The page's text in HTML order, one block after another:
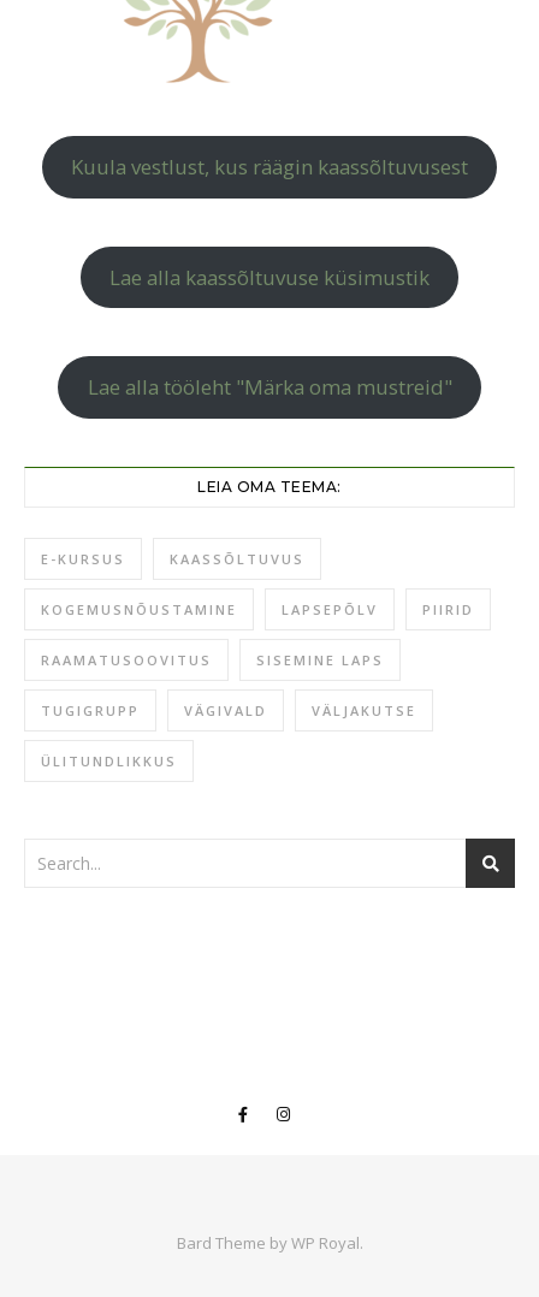
Kuula vestlust, kus räägin kaassõltuvusest
Lae alla kaassõltuvuse küsimustik
Lae alla tööleht "Märka oma mustreid"
LEIA OMA TEEMA:
E-KURSUS KAASSÕLTUVUS
KOGEMUSNÕUSTAMINE LAPSEPÕLV PIIRID
RAAMATUSOOVITUS SISEMINE LAPS
TUGIGRUPP VÄGIVALD VÄLJAKUTSE
ÜLITUNDLIKKUS
Bard Theme byWP Royal.